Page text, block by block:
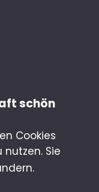
schön
Cookies
nutzen. Sie